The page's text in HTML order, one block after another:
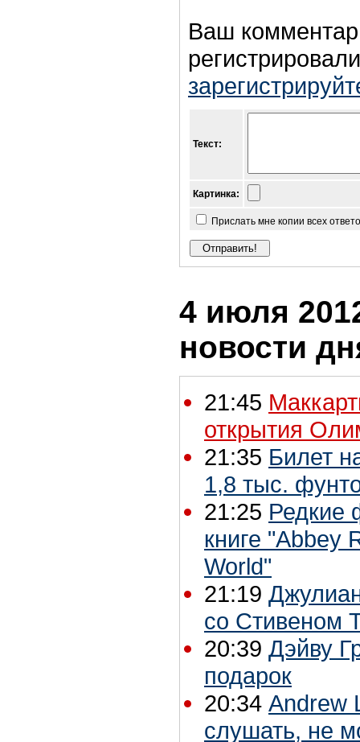
Ваш
Текст:
Картинка:
Прислать мне копии всех
4 июля
новости
21:45
открытия
21:35 Билет
1,8 тыс.
21:25 Редкие
книге "Abbey
World"
21:19
со Стивеном
20:39 Дэйву
подарок
20:34 Andrew
слушать, не